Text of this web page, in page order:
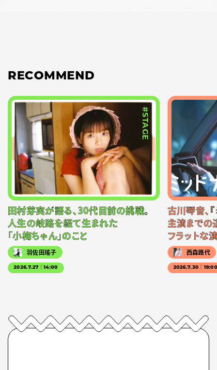
RECOMMEND
#STAGE
田村芽実が語る、30代目前の挑戦。
人生の岐路を経て生まれた
「小梅ちゃん」のこと
羽佐田瑤子
2026.7.27｜14:00
古川琴音、
主演までの
フラットな
西森路代
2026.7.30｜